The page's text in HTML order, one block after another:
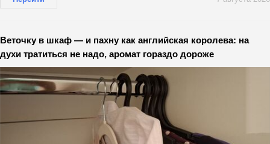
Веточку в шкаф — и пахну как английская королева: на
духи тратиться не надо, аромат гораздо дороже